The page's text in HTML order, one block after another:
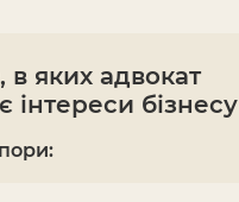
яких адвокат
інтереси бізнесу